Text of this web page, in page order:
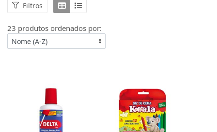
Filtros
23 produtos ordenados por: